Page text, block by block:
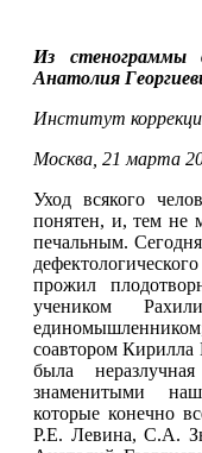
Из стенограммы
Анатолия
Институт
Москва, 21 марта
Уход всякого
понятен, и, тем не
печальным.
прожил
учеником
соавтором Кирилла
была
знаменитыми
которые конечно
Р.Е. Левина, С.А.